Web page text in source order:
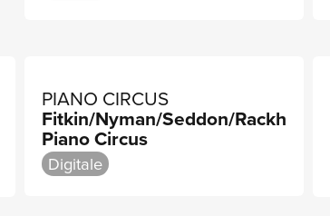
PIANO CIRCUS
Fitkin/Nyman/Seddon/Rackham:
Piano Circus
Digitale